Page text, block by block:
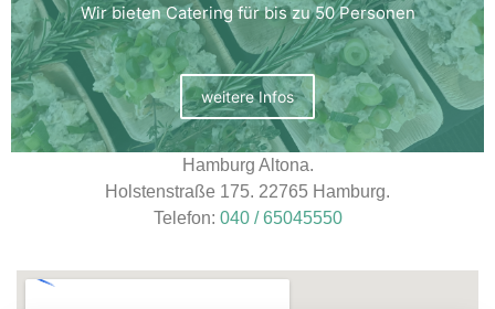
Wir bieten Catering für bis zu 50 Personen
weitere Infos
Hamburg Altona.
Holstenstraße 175. 22765 Hamburg.
Telefon: 040 / 65045550